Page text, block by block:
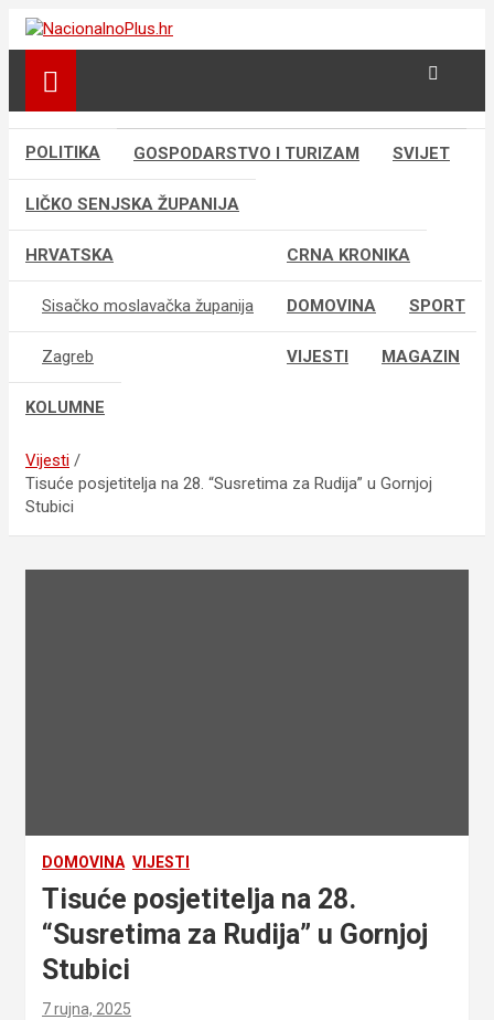
Skip
NacionalnoPlus.hr
Nacija želi znati više
POLITIKA GOSPODARSTVO I TURIZAM SVIJET
LIČKO SENJSKA ŽUPANIJA
HRVATSKA
Sisačko moslavačka županija
Zagreb
CRNA KRONIKA
DOMOVINA SPORT
VIJESTI MAGAZIN
KOLUMNE
Vijesti
Tisuće posjetitelja na 28. “Susretima za Rudija” u Gornjoj
Stubici
DOMOVINA VIJESTI
Tisuće posjetitelja na 28.
“Susretima za Rudija” u Gornjoj
Stubici
7 rujna, 2025